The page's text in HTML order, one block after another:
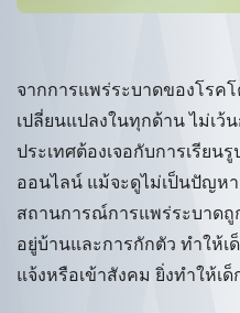
จากการแพร่ระบาดของโรค
เปลี่ยนแปลงในทุกด้าน ไม่เว้
ประเทศต้องเจอกับการเรียน
ออนไลน์ แม้จะดูไม่เป็นปัญห
สถานการณ์การแพร่ระบาดถู
อยู่บ้านและการกักตัว ทำให้เ
แจ้งหรือเข้าสังคม ยิ่งทำให้เ